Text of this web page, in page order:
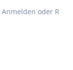
Anmelden oder R